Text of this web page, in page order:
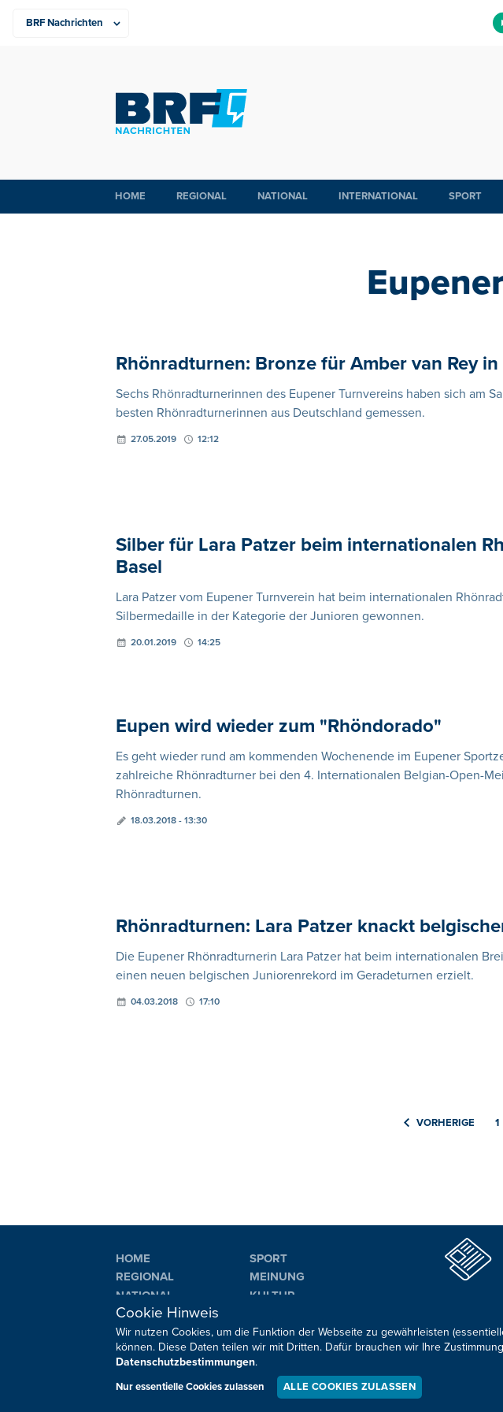
HOME REGIONAL NATIONAL INTERNATIONAL SPORT
Rhönradturnen: Bronze für Amber van Rey
Sechs Rhönradturnerinnen des Eupener Turnvereins haben sich am
besten Rhönradturnerinnen aus Deutschland gemessen.
27.05.2019 12:12
Silber für Lara Patzer beim internationalen
Basel
Lara Patzer vom Eupener Turnverein hat beim internationalen
Silbermedaille in der Kategorie der Junioren gewonnen.
20.01.2019 14:25
Eupen wird wieder zum "Rhöndorado"
Es geht wieder rund am kommenden Wochenende im Eupener
zahlreiche Rhönradturner bei den 4. Internationalen Belgian-Open-
Rhönradturnen.
18.03.2018 - 13:30
Rhönradturnen: Lara Patzer knackt
Die Eupener Rhönradturnerin Lara Patzer hat beim internationalen
einen neuen belgischen Juniorenrekord im Geradeturnen erzielt.
04.03.2018 17:10
VORHERIGE 1
HOME
REGIONAL
NATIONAL
INTERNATIONAL
SPORT
MEINUNG
KULTUR
Sie haben noch Fragen oder Anmerkungen?
Barrierefreiheit Cookie-Zustimmung anpassen
Cookie Hinweis
Wir nutzen Cookies, um die Funktion der Webseite zu gewährleisten
können. Diese Daten teilen wir mit Dritten. Dafür brauchen wir Ihre
Datenschutzbestimmungen.
Nur essentielle Cookies zulassen ALLE COOKIES ZULASSEN